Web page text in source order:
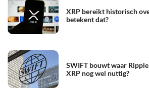
XRP bereikt historisch
betekent dat?
SWIFT bouwt waar
XRP nog wel nuttig?